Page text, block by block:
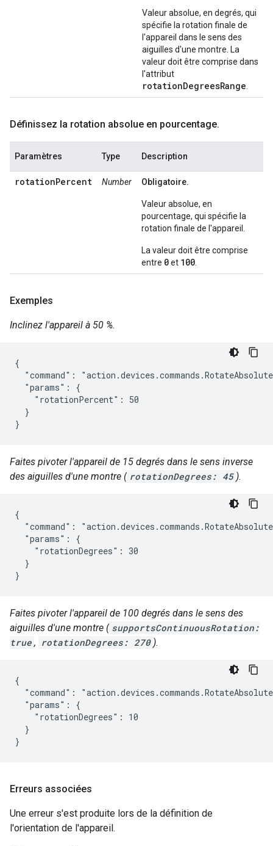
Valeur absolue, en degrés, qui
spécifie la rotation finale de
l'appareil dans le sens des
aiguilles d'une montre. La
valeur doit être comprise dans
l'attribut
rotationDegreesRange
Définissez la rotation absolue en pourcentage.
Paramètres Type Description
rotationPercent Number Obligatoire.
Valeur absolue, en
pourcentage, qui spécifie la
rotation finale de l'appareil.
La valeur doit être comprise
entre 0et 100
Exemples
Inclinez l'appareil à 50 %.
{
"command":
  "params": {
    "rotationPercent": 50
  }
}
Faites pivoter l'appareil de 15 degrés dans le sens inverse
des aiguilles d'une montre ( rotationDegrees: 45 ).
{
"command":
  "params": {
    "rotationDegrees": 30
  }
}
Faites pivoter l'appareil de 100 degrés dans le sens des
aiguilles d'une montre ( supportsContinuousRotation:
true , rotationDegrees: 270 ).
{
"command":
  "params": {
    "rotationDegrees": 10
  }
}
Erreurs associées
Une erreur s'est produite lors de la définition de
l'orientation de l'appareil.